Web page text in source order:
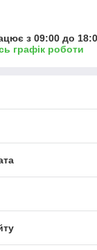
з 09:00 до
графік роботи